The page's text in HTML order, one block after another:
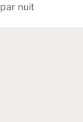
par nuit